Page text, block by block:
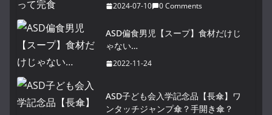
2024-07-10 0 Comments
ASD偏食男児【スープ】食材だけじ
ゃない…
2022-11-24
ASD子ども会入学記念品【長傘】ワ
ンタッチジャンプ傘？手開き傘？